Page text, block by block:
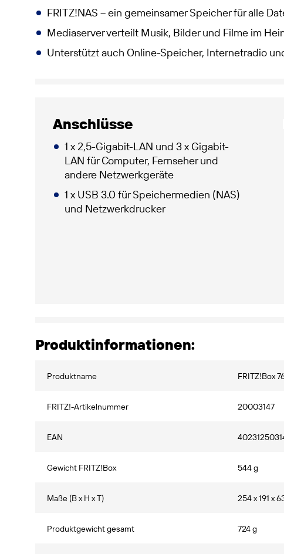
FRITZ!NAS – ein gemeinsamer Speicher für alle
Mediaserver verteilt Musik, Bilder und Filme im
Unterstützt auch Online-Speicher, Internetradio
Anschlüsse
1 x 2,5-Gigabit-LAN und 3 x Gigabit-
LAN für Computer, Fernseher und
andere Netzwerkgeräte
1 x USB 3.0 für Speichermedien (NAS)
und Netzwerkdrucker
Produktinformationen:
Produktname FRITZ!Box
FRITZ!-Artikelnummer 20003147
EAN
Gewicht FRITZ!Box 544 g
Maße (B x H x T) 254 x 191 x
Produktgewicht gesamt 724 g